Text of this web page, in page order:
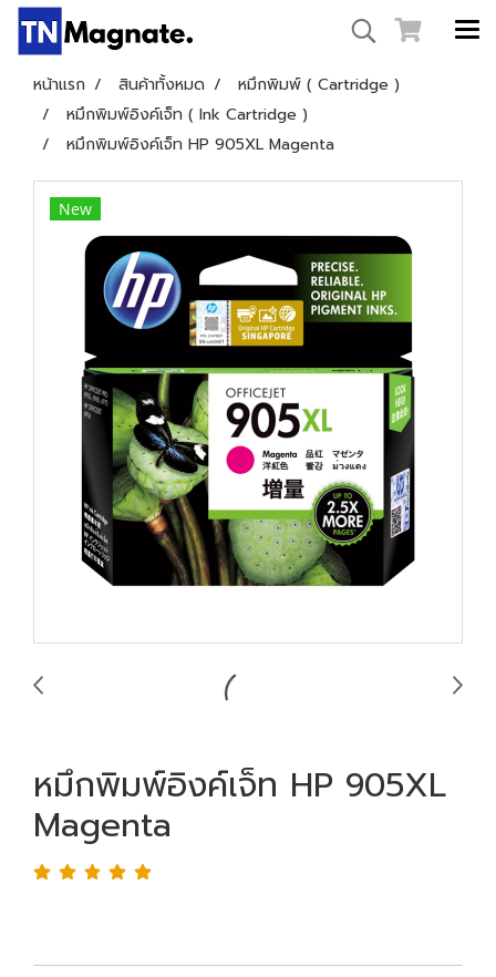
หน้าแรก สินค้าทั้งหมด
หมึกพิมพ์ ( Cartridge )
หมึกพิมพ์อิงค์เจ็ท ( Ink Cartridge )
หมึกพิมพ์อิงค์เจ็ท HP 905XL Magenta
New
หมึกพิมพ์อิงค์เจ็ท HP 905XL
Magenta